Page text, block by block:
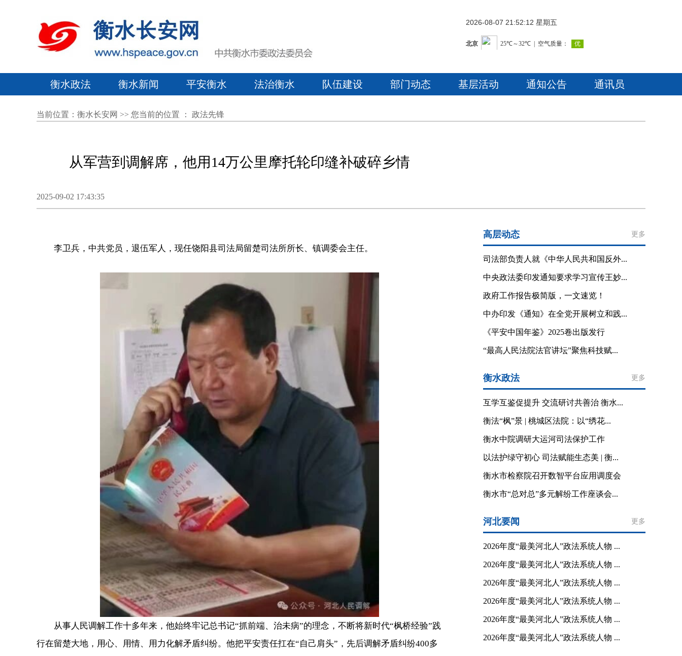
2026-08-07 21:52:13 星期五
衡水政法 衡水新闻 平安衡水 法治衡水 队伍建设 部门动态 基层活动 通知公告 通讯员
当前位置： 衡水长安网 >> 您当前的位置 ： 政法先锋
从军营到调解席，他用14万公里摩托轮印缝补破碎乡情
2025-09-02 17:43:35
李卫兵，中共党员，退伍军人，现任饶阳县司法局留楚司法所所长、镇调委会主任。
从事人民调解工作十多年来，他始终牢记总书记“抓前端、治未病”的理念，不断将新时代“枫桥经验”践
行在留楚大地，用心、用情、用力化解矛盾纠纷。他把平安责任扛在“自己肩头”，先后调解矛盾纠纷400多
高层动态 更多
司法部负责人就《中华人民共和国反外...
中央政法委印发通知要求学习宣传王妙...
政府工作报告极简版，一文速览！
中办印发《通知》在全党开展树立和践...
《平安中国年鉴》2025卷出版发行
“最高人民法院法官讲坛”聚焦科技赋...
衡水政法 更多
互学互鉴促提升 交流研讨共善治 衡水...
衡法“枫”景 | 桃城区法院：以“绣花...
衡水中院调研大运河司法保护工作
以法护绿守初心 司法赋能生态美 | 衡...
衡水市检察院召开数智平台应用调度会
衡水市“总对总”多元解纷工作座谈会...
河北要闻 更多
2026年度“最美河北人”政法系统人物 ...
2026年度“最美河北人”政法系统人物 ...
2026年度“最美河北人”政法系统人物 ...
2026年度“最美河北人”政法系统人物 ...
2026年度“最美河北人”政法系统人物 ...
2026年度“最美河北人”政法系统人物 ...